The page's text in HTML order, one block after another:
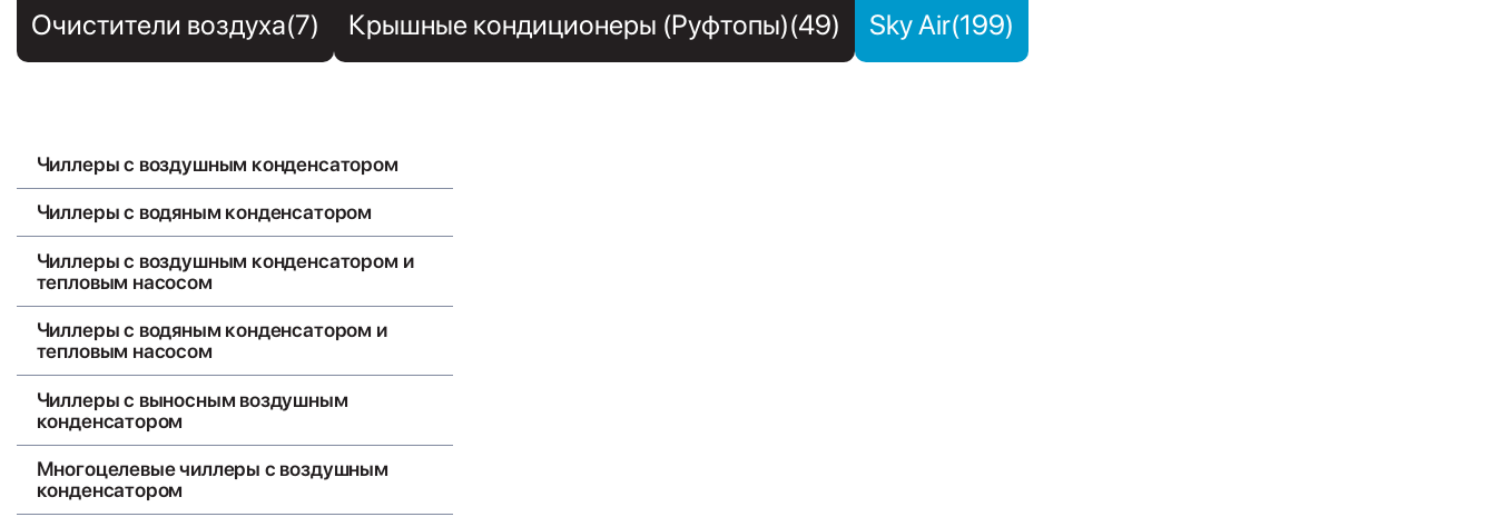
Очистители воздуха(7) Крышные кондиционеры (Руфтопы)(49) Sky Air(199)
Чиллеры с воздушным конденсатором
Чиллеры с водяным конденсатором
Чиллеры с воздушным конденсатором и
тепловым насосом
Чиллеры с водяным конденсатором и
тепловым насосом
Чиллеры с выносным воздушным
конденсатором
Многоцелевые чиллеры с воздушным
конденсатором